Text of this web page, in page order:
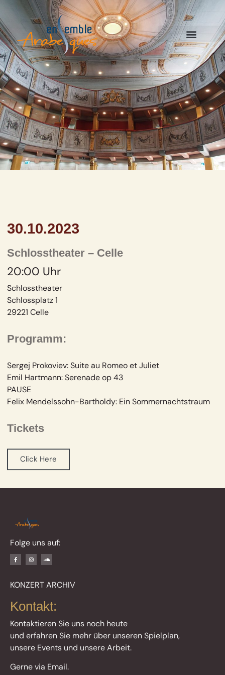
30.10.2023
Schlosstheater – Celle
20:00 Uhr
Schlosstheater
Schlossplatz 1
29221 Celle
Programm:
Sergej Prokoviev:Suite au Romeo et Juliet
Emil Hartmann:Serenade op 43
PAUSE
Felix Mendelssohn-Bartholdy: Ein Sommernachtstraum
Tickets
Click Here
Folge uns auf:
KONZERT ARCHIV
Kontakt:
Kontaktieren Sie uns noch heute
und erfahren Sie mehr über unseren Spielplan,
unsere Events und unsere Arbeit.
Gerne via Email.